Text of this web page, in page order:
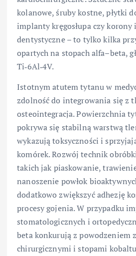
kolanowe, śruby kostne, płytki
implanty kręgosłupa czy korony
dentystyczne – to tylko kilka
opartych na stopach alfa–beta,
Ti‑6Al‑4V.
Istotnym atutem tytanu w
zdolność do integrowania się z
osteointegracja. Powierzchnia
pokrywa się stabilną warstwą
wykazują toksyczności i
komórek. Rozwój technik
takich jak piaskowanie,
nanoszenie powłok
dodatkowo zwiększyć adhezję
procesy gojenia. W przypadku
stomatologicznych i
beta konkurują z powodzeniem
chirurgicznymi i stopami